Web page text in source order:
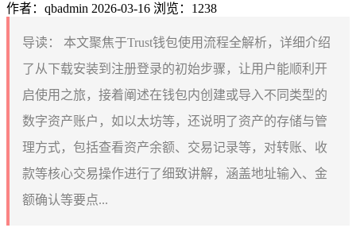
作者：qbadmin 2026-03-16 浏览：1238
导读：
本文聚焦于Trust钱包使用流程全解析，详细介绍
了从下载安装到注册登录的初始步骤，让用户能顺利开
启使用之旅，接着阐述在钱包内创建或导入不同类型的
数字资产账户，如以太坊等，还说明了资产的存储与管
理方式，包括查看资产余额、交易记录等，对转账、收
款等核心交易操作进行了细致讲解，涵盖地址输入、金
额确认等要点...